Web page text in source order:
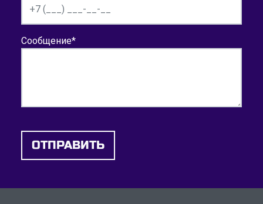
Сообщение*
ОТПРАВИТЬ